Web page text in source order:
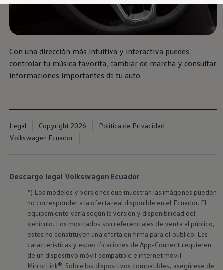
NuevoVirtus
Todo lo que eres
Con una dirección más intuitiva y interactiva puedes
controlar tu música favorita, cambiar de marcha y consultar
informaciones importantes de tu auto.
Legal Copyright 2026
Política de Privacidad
Volkswagen Ecuador
Descargo legal Volkswagen Ecuador
*) Los modelos y versiones que muestran las imágenes pueden
no corresponder a la oferta real disponible en el Ecuador. El
equipamiento varía según la versión y disponibilidad del
vehículo. Los mostrados son referenciales de venta al público,
estos no constituyen una oferta en firma para el público. Las
características y especificaciones de App-Connect requieren
de un dispositivo móvil compatible e internet móvil.
MirrorLink®: Sobre los dispositivos compatibles, asegúrese de